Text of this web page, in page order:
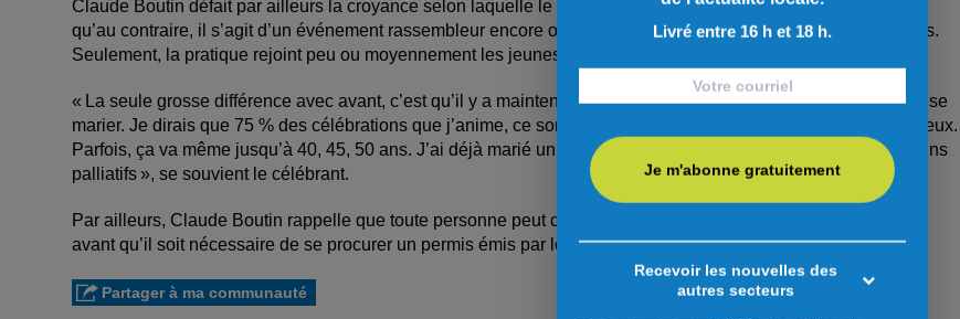
Claude Boutin défait par ailleurs la croyance selon laquelle le mariage serait une pratique révolue. Il spécifie
qu’au contraire, il s’agit d’un événement rassembleur encore organisé et surtout encore voulu chez les couples.
Seulement, la pratique rejoint peu ou moyennement les jeunes amoureux de l’époque moderne.
« La seule grosse différence avec avant, c’est qu’il y a maintenant beaucoup moins de jeunes qui décident de se
marier. Je dirais que 75 % des célébrations que j’anime, ce sont des couples avec 10 ans de relation derrière eux.
Parfois, ça va même jusqu’à 40, 45, 50 ans. J’ai déjà marié un couple de 85 ans et un autre à la maison de soins
palliatifs », se souvient le célébrant.
Par ailleurs, Claude Boutin rappelle que toute personne peut conduire une cérémonie civile jusqu’à trois fois
avant qu’il soit nécessaire de se procurer un permis émis par le directeur de l’état civil.
Partager à ma communauté
Livré entre 16 h et 18 h.
Je m'abonne gratuitement
Recevoir les nouvelles des
autres secteurs